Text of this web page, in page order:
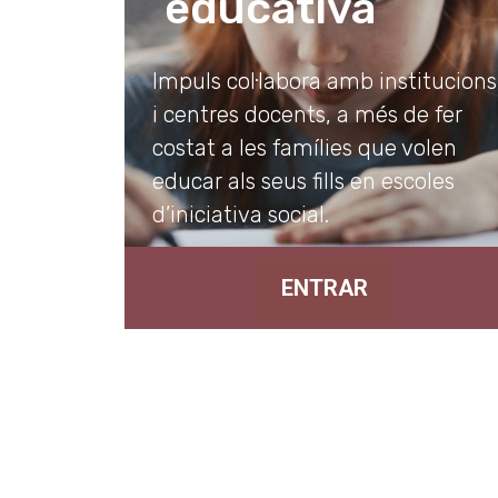
Impuls col·labora amb institucions
i centres docents, a més de fer
costat a les famílies que volen
educar als seus fills en escoles
d’iniciativa social.
ENTRAR